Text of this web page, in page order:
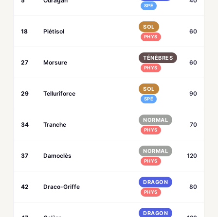
SPÉ
18 Piétisol
SOL
PHYS
60
27 Morsure
TÉNÈBRES
PHYS
60
29 Telluriforce
SOL
SPÉ
90
34 Tranche
NORMAL
PHYS
70
37 Damoclès
NORMAL
PHYS
120
42 Draco-Griffe
DRAGON
PHYS
80
DRAGON